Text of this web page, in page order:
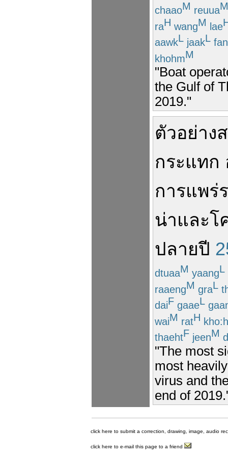
chaaoM reuuaM
raH wangM lae
aawkL jaakL
khohmM
"Boat
the Gulf of
2019."
ตัวอย่าง
กระแทก
การแพร่
น่าและโ
ปลายปี
dtuaaM yaangL
raaengM graL
daiF gaaeL
waiM ratH kho:h
thaehtF jeenM
"The most
most
virus and
end of
click here to submit a correction, drawing, image, audio
click here to e-mail this page to a friend